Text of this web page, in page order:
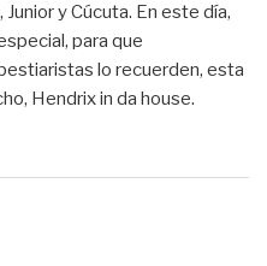
Junior y Cúcuta. En este día,
para que
lo recuerden, esta
Hendrix in da house.